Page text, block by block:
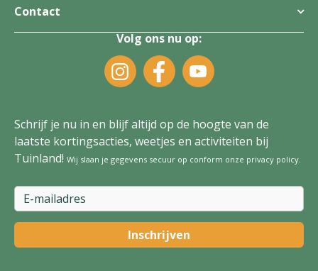
Contact
Volg ons nu op:
Schrijf je nu in en blijf altijd op de hoogte van de
laatste kortingsacties, weetjes en activiteiten bij
Tuinland! Wij slaan je gegevens secuur op conform onze privacy policy.